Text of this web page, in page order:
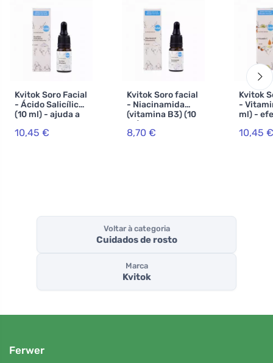
Kvitok Soro Facial
- Ácido Salicílico
(10 ml) - ajuda a
problemática
10,45 €
Kvitok Soro facial
- Niacinamida
(vitamina B3) (10
ml) - para pele
com tendência
8,70 €
Kvitok
-
ml) -
10,45 €
Voltar à categoria
Cuidados de rosto
Marca
Kvitok
Ferwer